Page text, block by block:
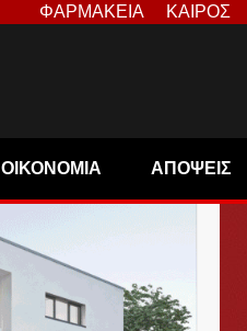
ΦΑΡΜΑΚΕΙΑ ΚΑΙΡΟΣ
ΟΙΚΟΝΟΜΙΑ ΑΠΟΨΕΙΣ